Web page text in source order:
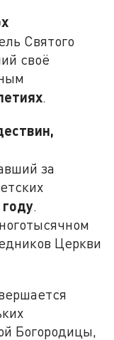
Святого
своё
.
за
.
Церкви
Богородицы,